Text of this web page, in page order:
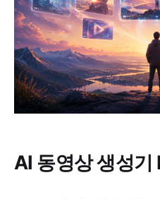
AI 동영상 생성기